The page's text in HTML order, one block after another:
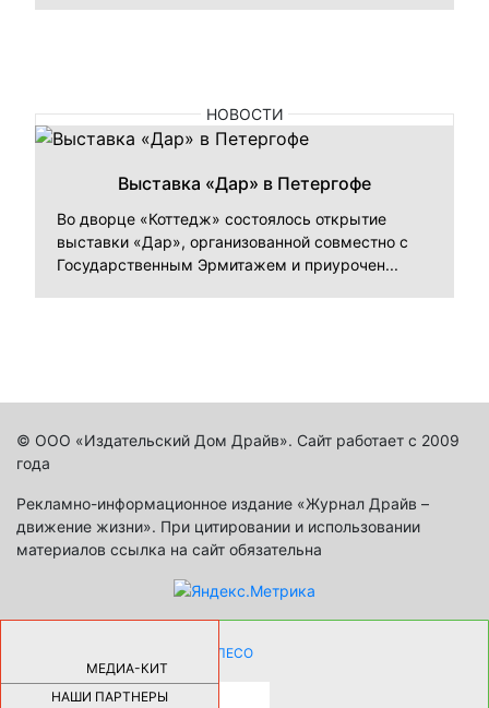
НОВОСТИ
Выставка «Дар» в Петергофе
Во дворце «Коттедж» состоялось открытие
выставки «Дар», организованной совместно с
Государственным Эрмитажем и приурочен...
© ООО «Издательский Дом Драйв». Сайт работает с 2009
года
Рекламно-информационное издание «Журнал Драйв –
движение жизни». При цитировании и использовании
материалов ссылка на сайт обязательна
МЕДИА-КИТ
НАШИ ПАРТНЕРЫ
КАК ДЕВУШКЕ ПОМЕНЯТЬ КОЛЕСО
НА АВТОМОБИЛЕ |69191
НОВЫЕ РАЗРАБОТКИ ДЛЯ